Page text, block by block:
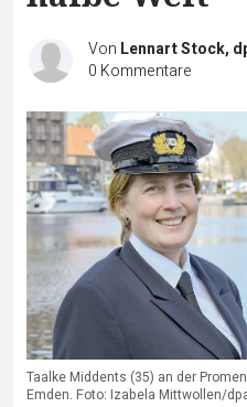
Von Lennart Stock,
0 Kommentare
Taalke Middents (35) an der
Emden. Foto: Izabela Mittwollen/